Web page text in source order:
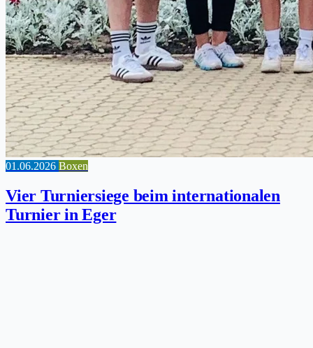
01.06.2026 Boxen
Vier Turniersiege beim internationalen
Turnier in Eger